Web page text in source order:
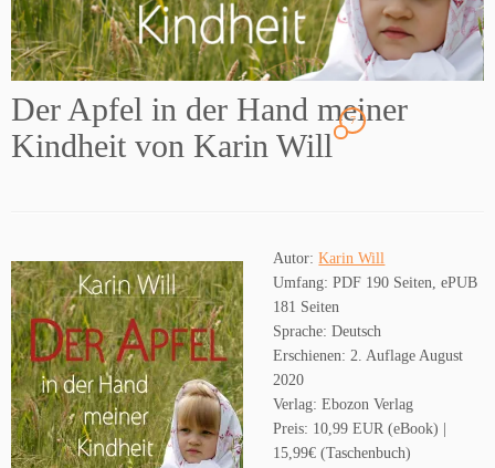
Der Apfel in der Hand meiner
Kindheit von Karin Will
7
Autor:Karin Will
Umfang: PDF 190 Seiten, ePUB
181 Seiten
Sprache: Deutsch
Erschienen: 2. Auflage August
2020
Verlag: Ebozon Verlag
Preis: 10,99 EUR (eBook) |
15,99€ (Taschenbuch)